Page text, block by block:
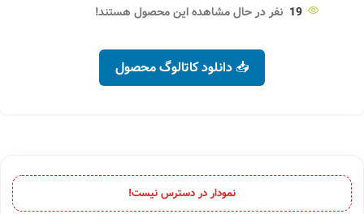
19 نفر در حال مشاهده این محصول هستند!
📥 دانلود کاتالوگ محصول
نمودار در دسترس نیست!